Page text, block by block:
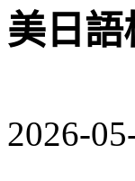
美日
2026-